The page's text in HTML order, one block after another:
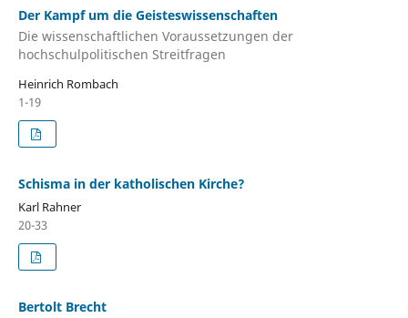
Der Kampf um die Geisteswissenschaften
Die wissenschaftlichen Voraussetzungen der
hochschulpolitischen Streitfragen
Heinrich Rombach
1-19
Schisma in der katholischen Kirche?
Karl Rahner
20-33
Bertolt Brecht